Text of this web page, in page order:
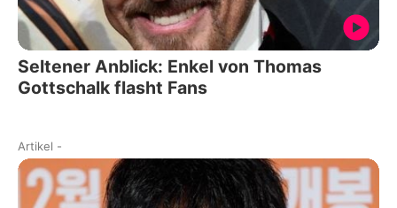
Seltener Anblick: Enkel von Thomas
Gottschalk flasht Fans
Artikel -